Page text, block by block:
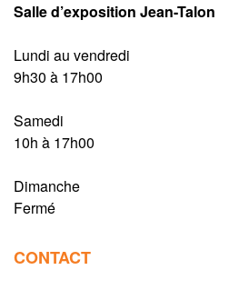
Salle d’exposition Jean-Talon
Lundi au vendredi
9h30 à 17h00
Samedi
10h à 17h00
Dimanche
Fermé
CONTACT